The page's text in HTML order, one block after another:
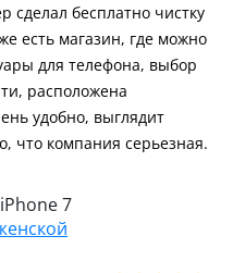
сделал бесплатно чистку
есть магазин, где можно
для телефона, выбор
расположена
удобно, выглядит
что компания серьезная.
7